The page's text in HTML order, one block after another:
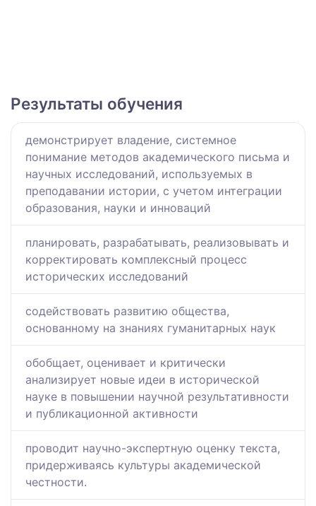
Результаты обучения
демонстрирует владение, системное
понимание методов академического письма и
научных исследований, используемых в
преподавании истории, с учетом интеграции
образования, науки и инноваций
планировать, разрабатывать, реализовывать и
корректировать комплексный процесс
исторических исследований
содействовать развитию общества,
основанному на знаниях гуманитарных наук
обобщает, оценивает и критически
анализирует новые идеи в исторической
науке в повышении научной результативности
и публикационной активности
проводит научно-экспертную оценку текста,
придерживаясь культуры академической
честности.